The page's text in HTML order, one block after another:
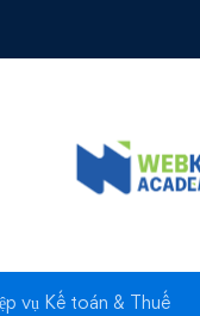
vụ Kế toán & Thuế
dùng thử phần mềm